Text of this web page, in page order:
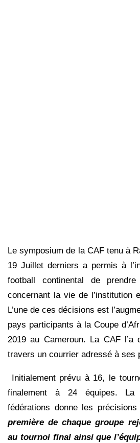
Le symposium de la CAF tenu à
19 Juillet derniers a permis à
football continental de
concernant la vie de l’institution
L’une de ces décisions est
pays participants à la Coupe
2019 au Cameroun. La CAF l’a
travers un courrier adressé à ses
Initialement prévu à 16, le
finalement à 24 équipes. La
fédérations donne les
première de chaque groupe
au tournoi final ainsi que